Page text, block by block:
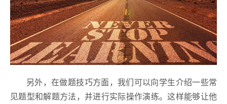
另外，在做题技巧方面，我们可以向学生介绍一些常
见题型和解题方法，并进行实际操作演练。这样能够让他